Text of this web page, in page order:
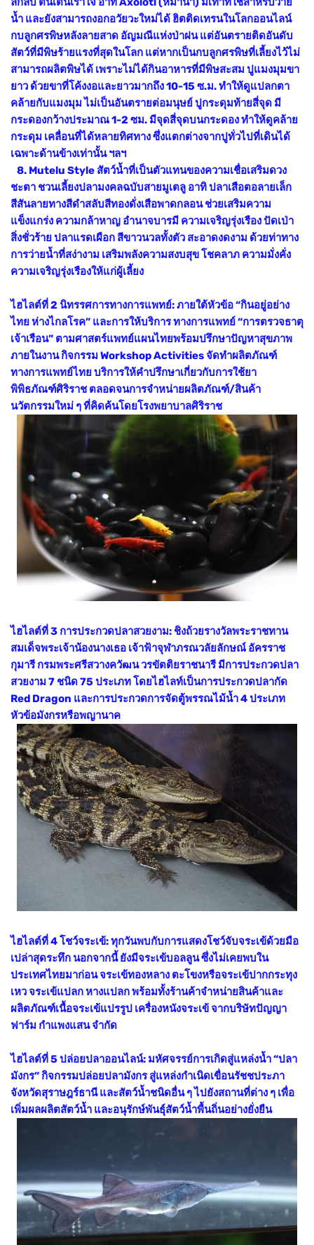
น้ำ และยังสามารถงอกอวัยวะใหม่ได้ ฮิตติดเทรนในโลกออนไลน์
กบลูกศรพิษหลังลายสาด อัญมณีแห่งป่าฝน แต่อันตรายติดอันดับ
สัตว์ที่มีพิษร้ายแรงที่สุดในโลก แต่หากเป็นกบลูกศรพิษที่เลี้ยงไว้ไม่
สามารถผลิตพิษได้ เพราะไม่ได้กินอาหารที่มีพิษสะสม ปูแมงมุมขา
ยาว ด้วยขาที่โค้งงอและยาวมากถึง 10-15 ซ.ม. ทำให้ดูแปลกตา
คล้ายกับแมงมุม ไม่เป็นอันตรายต่อมนุษย์ ปูกระดุมท้ายสี่จุด มี
กระดองกว้างประมาณ 1-2 ซม. มีจุดสี่จุดบนกระดอง ทำให้ดูคล้าย
กระดุม เคลื่อนที่ได้หลายทิศทาง ซึ่งแตกต่างจากปูทั่วไปที่เดินได้
เฉพาะด้านข้างเท่านั้น ฯลฯ
8. Mutelu Style สัตว์น้ำที่เป็นตัวแทนของความเชื่อเสริมดวง
ชะตา ชวนเลี้ยงปลามงคลฉบับสายมูเตลู อาทิ ปลาเสือตอลายเล็ก
สีสันลายทางสีดำสลับสีทองดั่งเสือพาดกลอน ช่วยเสริมความ
แข็งแกร่ง ความกล้าหาญ อำนาจบารมี ความเจริญรุ่งเรือง ปัดเป่า
สิ่งชั่วร้าย ปลาแรดเผือก สีขาวนวลทั้งตัว สะอาดงดงาม ด้วยท่าทาง
การว่ายน้ำที่สง่างาม เสริมพลังความสงบสุข โชคลาภ ความมั่งคั่ง
ความเจริญรุ่งเรืองให้แก่ผู้เลี้ยง
ไฮไลต์ที่ 2 นิทรรศการทางการแพทย์: ภายใต้หัวข้อ “กินอยู่อย่าง
ไทย ห่างไกลโรค” และการให้บริการ ทางการแพทย์ “การตรวจธาตุ
เจ้าเรือน” ตามศาสตร์แพทย์แผนไทยพร้อมปรึกษาปัญหาสุขภาพ
ภายในงาน กิจกรรม Workshop Activities จัดทำผลิตภัณฑ์
ทางการแพทย์ไทย บริการให้คำปรึกษาเกี่ยวกับการใช้ยา
พิพิธภัณฑ์ศิริราช ตลอดจนการจำหน่ายผลิตภัณฑ์/สินค้า
นวัตกรรมใหม่ ๆ ที่คิดค้นโดยโรงพยาบาลศิริราช
ไฮไลต์ที่ 3 การประกวดปลาสวยงาม: ชิงถ้วยรางวัลพระราชทาน
สมเด็จพระเจ้าน้องนางเธอ เจ้าฟ้าจุฬาภรณวลัยลักษณ์ อัครราช
กุมารี กรมพระศรีสวางควัฒน วรขัตติยราชนารี มีการประกวดปลา
สวยงาม 7 ชนิด 75 ประเภท โดยไฮไลท์เป็นการประกวดปลากัด
Red Dragon และการประกวดการจัดตู้พรรณไม้น้ำ 4 ประเภท
หัวข้อมังกรหรือพญานาค
ไฮไลต์ที่ 4 โชว์จระเข้: ทุกวันพบกับการแสดงโชว์จับจระเข้ด้วยมือ
เปล่าสุดระทึก นอกจากนี้ ยังมีจระเข้บอลลูน ซึ่งไม่เคยพบใน
ประเทศไทยมาก่อน จระเข้ทองหลาง ตะโขงหรือจระเข้ปากกระทุง
เหว จระเข้แปลก หางแปลก พร้อมทั้งร้านค้าจำหน่ายสินค้าและ
ผลิตภัณฑ์เนื้อจระเข้แปรรูป เครื่องหนังจระเข้ จากบริษัทปัญญา
ฟาร์ม กำแพงแสน จำกัด
ไฮไลต์ที่ 5 ปล่อยปลาออนไลน์: มหัศจรรย์การเกิดสู่แหล่งน้ำ “ปลา
มังกร” กิจกรรมปล่อยปลามังกร สู่แหล่งกำเนิดเขื่อนรัชชประภา
จังหวัดสุราษฎร์ธานี และสัตว์น้ำชนิดอื่น ๆ ไปยังสถานที่ต่าง ๆ เพื่อ
เพิ่มผลผลิตสัตว์น้ำ และอนุรักษ์พันธุ์สัตว์น้ำพื้นถิ่นอย่างยั่งยืน